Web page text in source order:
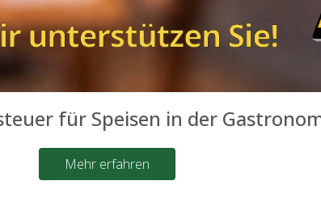
für Speisen in der
Mehr erfahren